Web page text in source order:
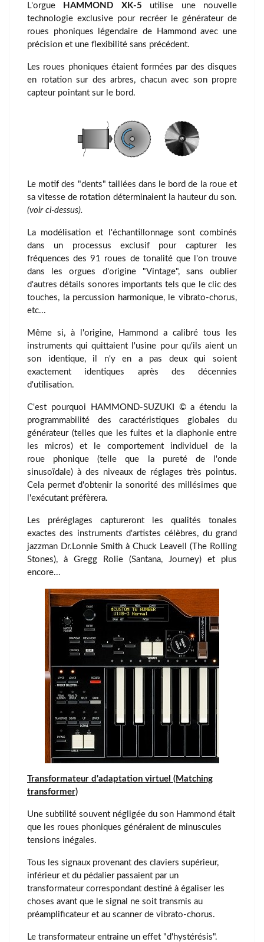
L'orgue HAMMOND XK-5 utilise une nouvelle
technologie exclusive pour recréer le générateur de
roues phoniques légendaire de Hammond avec une
précision et une flexibilité sans précédent.
Les roues phoniques étaient formées par des disques
en rotation sur des arbres, chacun avec son propre
capteur pointant sur le bord.
Le motif des "dents" taillées dans le bord de la roue et
sa vitesse de rotation déterminaient la hauteur du son.
(voir ci-dessus).
La modélisation et l'échantillonnage sont combinés
dans un processus exclusif pour capturer les
fréquences des 91 roues de tonalité que l'on trouve
dans les orgues d'origine "Vintage", sans oublier
d'autres détails sonores importants tels que le clic des
touches, la percussion harmonique, le vibrato-chorus,
etc...
Même si, à l'origine, Hammond a calibré tous les
instruments qui quittaient l'usine pour qu'ils aient un
son identique, il n'y en a pas deux qui soient
exactement identiques après des décennies
d'utilisation.
C'est pourquoi HAMMOND-SUZUKI © a étendu la
programmabilité des caractéristiques globales du
générateur (telles que les fuites et la diaphonie entre
les micros) et le comportement individuel de la
roue phonique (telle que la pureté de l'onde
sinusoïdale) à des niveaux de réglages très pointus.
Cela permet d'obtenir la sonorité des millésimes que
l'exécutant préfèrera.
Les préréglages captureront les qualités tonales
exactes des instruments d'artistes célèbres, du grand
jazzman Dr.Lonnie Smith à Chuck Leavell (The Rolling
Stones), à Gregg Rolie (Santana, Journey) et plus
encore...
Transformateur d'adaptation virtuel (Matching
transformer)
Une subtilité souvent négligée du son Hammond était
que les roues phoniques généraient de minuscules
tensions inégales.
Tous les signaux provenant des claviers supérieur,
inférieur et du pédalier passaient par un
transformateur correspondant destiné à égaliser les
choses avant que le signal ne soit transmis au
préamplificateur et au scanner de vibrato-chorus.
Le transformateur entraine un effet "d'hystérésis".